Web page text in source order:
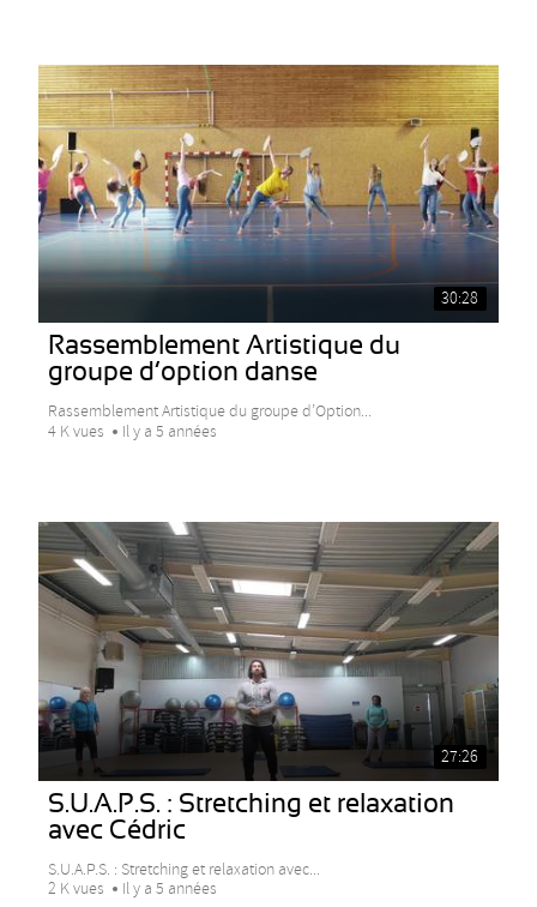
30:28
Rassemblement Artistique du
groupe d’option danse
Rassemblement Artistique du groupe d’Option...
4 K vues
Il y a 5 années
27:26
S.U.A.P.S. : Stretching et relaxation
avec Cédric
S.U.A.P.S. : Stretching et relaxation avec...
2 K vues
Il y a 5 années